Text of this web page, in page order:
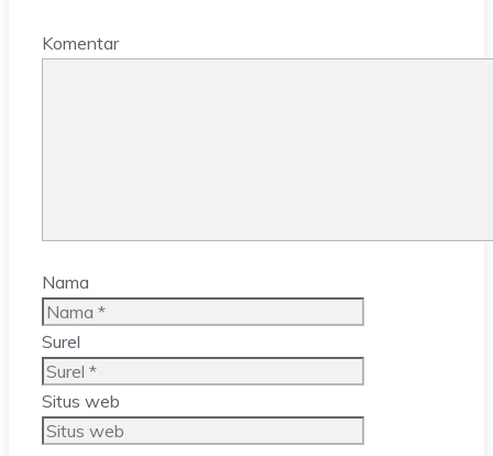
Komentar
Nama
Surel
Situs web